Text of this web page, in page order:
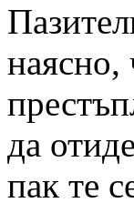
наясно,
да
пак те